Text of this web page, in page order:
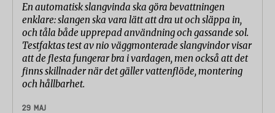
En automatisk slangvinda ska göra bevattningen
enklare: slangen ska vara lätt att dra ut och släppa in,
och tåla både upprepad användning och gassande sol.
Testfaktas test av nio väggmonterade slangvindor visar
att de flesta fungerar bra i vardagen, men också att det
finns skillnader när det gäller vattenflöde, montering
och hållbarhet.
29 MAJ